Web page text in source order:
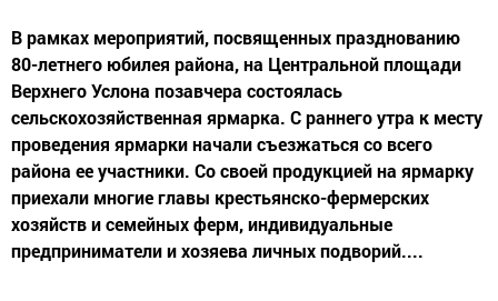
В рамках мероприятий, посвященных празднованию
80-летнего юбилея района, на Центральной площади
Верхнего Услона позавчера состоялась
сельскохозяйственная ярмарка. С раннего утра к месту
проведения ярмарки начали съезжаться со всего
района ее участники. Со своей продукцией на ярмарку
приехали многие главы крестьянско-фермерских
хозяйств и семейных ферм, индивидуальные
предприниматели и хозяева личных подворий....